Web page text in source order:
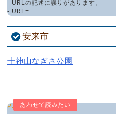
- URLの記述に誤りがあります。
- URL=
安来市
十神山なぎさ公園
Pz-LinkCard